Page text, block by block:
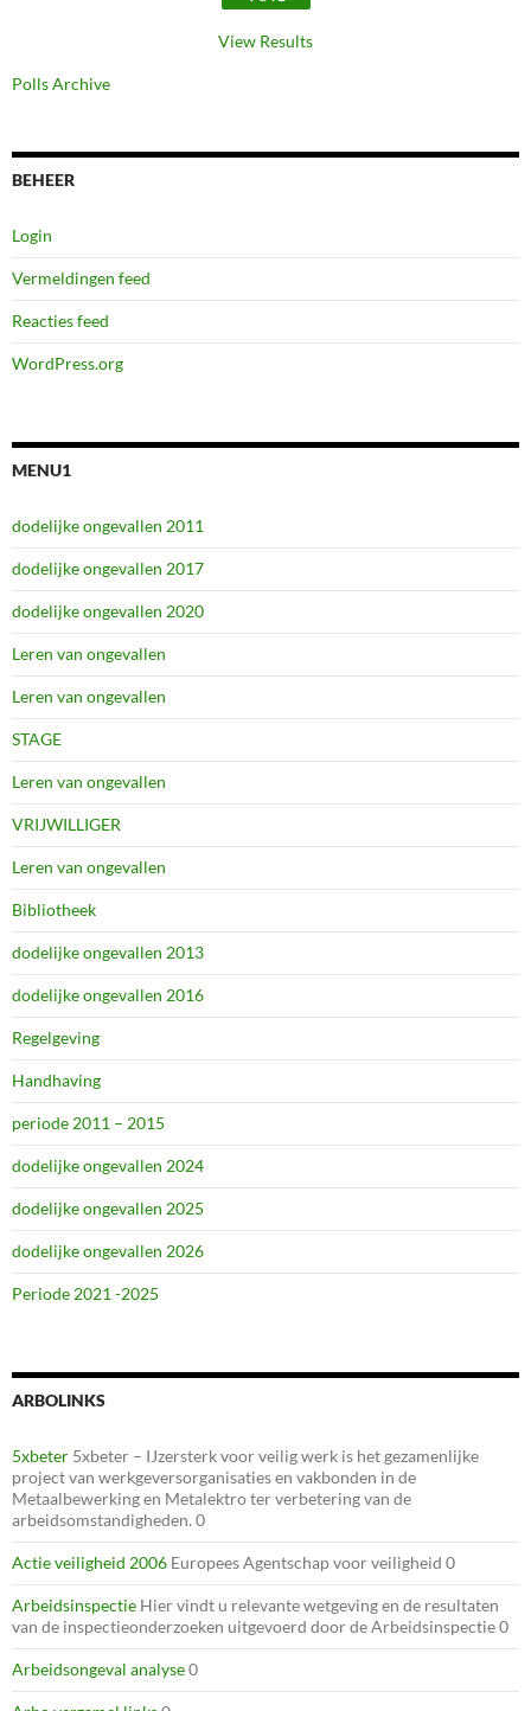
View Results
Polls Archive
BEHEER
Login
Vermeldingen feed
Reacties feed
WordPress.org
MENU1
dodelijke ongevallen 2011
dodelijke ongevallen 2017
dodelijke ongevallen 2020
Leren van ongevallen
Leren van ongevallen
STAGE
Leren van ongevallen
VRIJWILLIGER
Leren van ongevallen
Bibliotheek
dodelijke ongevallen 2013
dodelijke ongevallen 2016
Regelgeving
Handhaving
periode 2011 – 2015
dodelijke ongevallen 2024
dodelijke ongevallen 2025
dodelijke ongevallen 2026
Periode 2021 -2025
ARBOLINKS
5xbeter 5xbeter – IJzersterk voor veilig werk is het gezamenlijke
project van werkgeversorganisaties en vakbonden in de
Metaalbewerking en Metalektro ter verbetering van de
arbeidsomstandigheden. 0
Actie veiligheid 2006 Europees Agentschap voor veiligheid 0
Arbeidsinspectie Hier vindt u relevante wetgeving en de resultaten
van de inspectieonderzoeken uitgevoerd door de Arbeidsinspectie 0
Arbeidsongeval analyse0